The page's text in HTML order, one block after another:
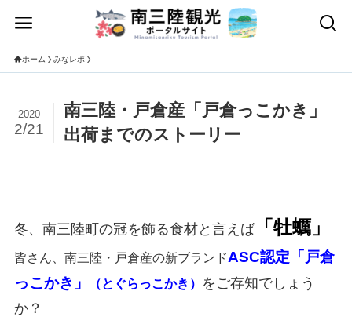
ホーム みなレポ
南三陸・戸倉産「戸倉っこかき」
出荷までのストーリー
2020
2/21
冬、南三陸町の冠を飾る食材と言えば「牡蠣」
皆さん、南三陸・戸倉産の新ブランドASC認定 「戸倉
っこかき」
（とぐらっこかき）
をご存知でしょう
か？